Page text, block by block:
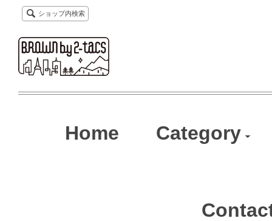
ショップ内検索
Home Category